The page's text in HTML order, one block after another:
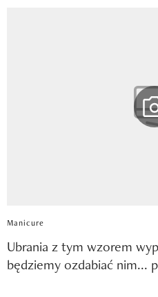
Manicure
Ubrania z tym wzorem
będziemy ozdabiać nim...